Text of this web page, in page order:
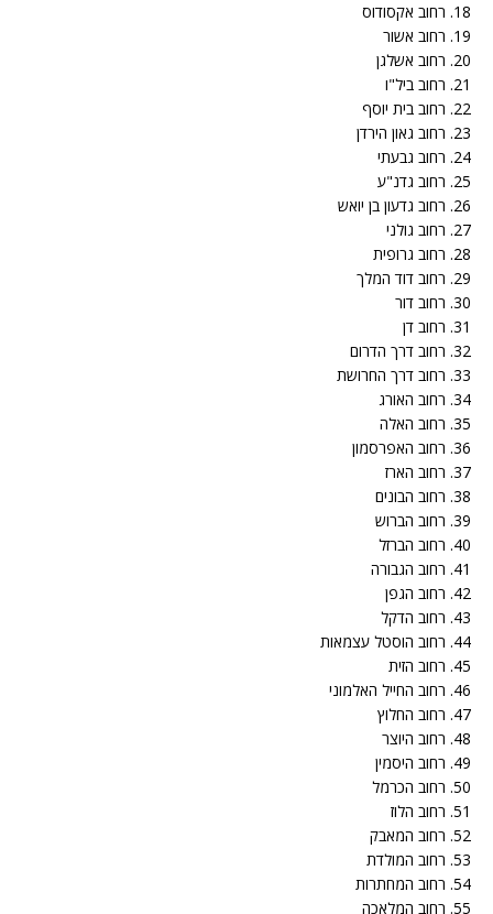
18. רחוב אקסודוס
19. רחוב אשור
20. רחוב אשלגן
21. רחוב ביל"ו
22. רחוב בית יוסף
23. רחוב גאון הירדן
24. רחוב גבעתי
25. רחוב גדנ"ע
26. רחוב גדעון בן יואש
27. רחוב גולני
28. רחוב גרופית
29. רחוב דוד המלך
30. רחוב דור
31. רחוב דן
32. רחוב דרך הדרום
33. רחוב דרך החרושת
34. רחוב האורג
35. רחוב האלה
36. רחוב האפרסמון
37. רחוב הארז
38. רחוב הבונים
39. רחוב הברוש
40. רחוב הברזל
41. רחוב הגבורה
42. רחוב הגפן
43. רחוב הדקל
44. רחוב הוסטל עצמאות
45. רחוב הזית
46. רחוב החייל האלמוני
47. רחוב החלוץ
48. רחוב היוצר
49. רחוב היסמין
50. רחוב הכרמל
51. רחוב הלוז
52. רחוב המאבק
53. רחוב המולדת
54. רחוב המחתרות
55. רחוב המלאכה